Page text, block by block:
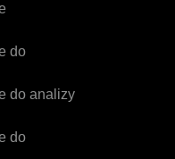
do
do analizy
do